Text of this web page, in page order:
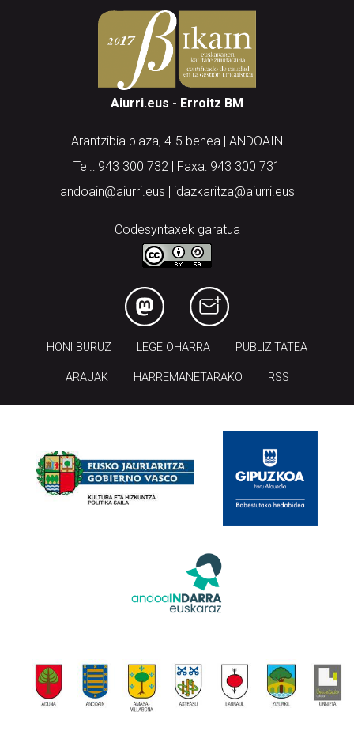
Aiurri.eus - Erroitz BM
Arantzibia plaza, 4-5 behea | ANDOAIN
Tel.: 943 300 732 | Faxa: 943 300 731
andoain@aiurri.eus | idazkaritza@aiurri.eus
Codesyntaxek garatua
HONI BURUZ LEGE OHARRA PUBLIZITATEA
ARAUAK HARREMANETARAKO RSS